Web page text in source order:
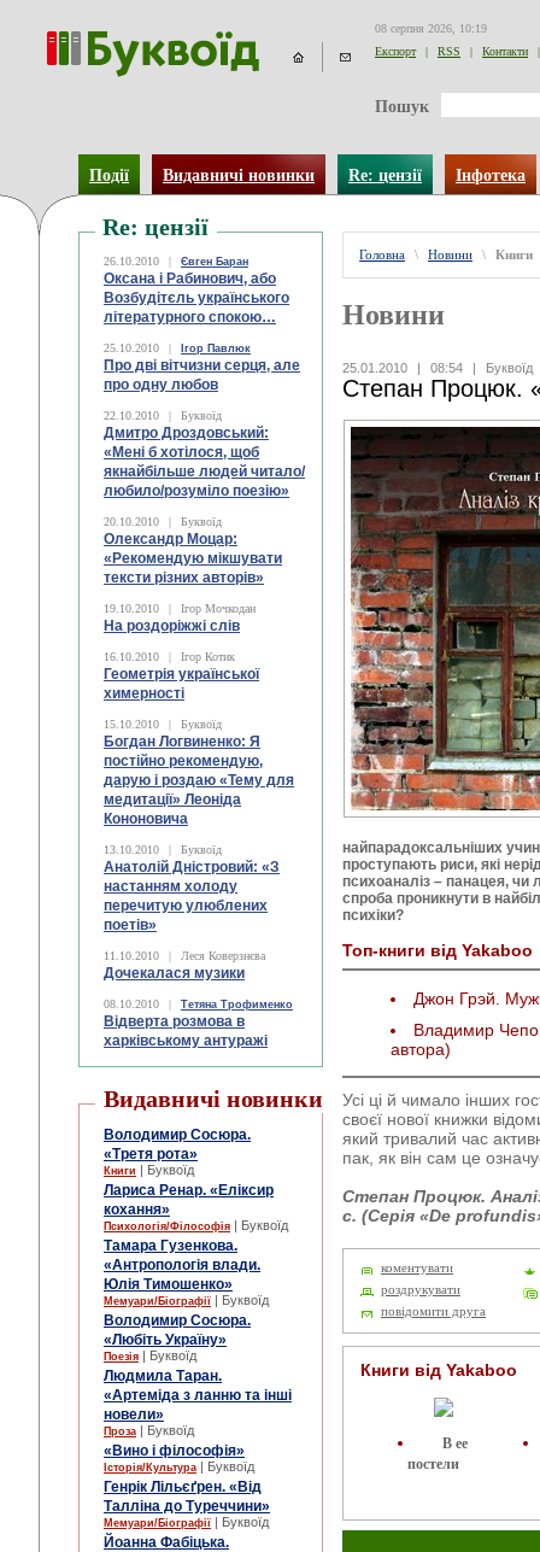
08 серпня 2026, 10:19
Експорт
| RSS | Контакти |
Пошук
Події Видавничі новинки Re: цензії Інфотека
Re: цензії
26.10.2010 | Євген Баран
Оксана і Рабинович, або
Возбудітєль українського
літературного спокою…
25.10.2010 | Ігор Павлюк
Про дві вітчизни серця, але
про одну любов
22.10.2010 | Буквоїд
Дмитро Дроздовський:
«Мені б хотілося, щоб
якнайбільше людей читало/
любило/розуміло поезію»
20.10.2010 | Буквоїд
Олександр Моцар:
«Рекомендую мікшувати
тексти різних авторів»
19.10.2010 | Ігор Мочкодан
На роздоріжжі слів
16.10.2010 | Ігор Котик
Геометрія української
химерності
15.10.2010 | Буквоїд
Богдан Логвиненко: Я
постійно рекомендую,
дарую і роздаю «Тему для
медитації» Леоніда
Кононовича
13.10.2010 | Буквоїд
Анатолій Дністровий: «З
настанням холоду
перечитую улюблених
поетів»
11.10.2010 | Леся Коверзнєва
Дочекалася музики
08.10.2010 | Тетяна Трофименко
Відверта розмова в
харківському антуражі
Видавничі новинки
Володимир Сосюра.
«Третя рота»
Книги | Буквоїд
Лариса Ренар. «Еліксир
кохання»
Психологія/Філософія | Буквоїд
Тамара Гузенкова.
«Антропологія влади.
Юлія Тимошенко»
Мемуари/Біографії | Буквоїд
Володимир Сосюра.
«Любіть Україну»
Поезія | Буквоїд
Людмила Таран.
«Артеміда з ланню та інші
новели»
Проза | Буквоїд
«Вино і філософія»
Історія/Культура | Буквоїд
Генрік Лільєґрен. «Від
Талліна до Туреччини»
Мемуари/Біографії | Буквоїд
Йоанна Фабіцька.
Головна \ Новини \ Книги
Новини
25.01.2010 | 08:54 | Буквоїд
Cтепан Процюк.
найпарадоксальніших
проступають риси, які
психоаналіз – панацея,
спроба проникнути в
психіки?
Топ-книги від Yakaboo
Джон Грэй.
Владимир
автора)
Усі ці й чимало інших
своєї нової книжки
який тривалий час
пак, як він сам це
Cтепан Процюк.
с. (Серія «De
коментувати
роздрукувати
повідомити друга
Книги від Yakaboo
В ее
постели